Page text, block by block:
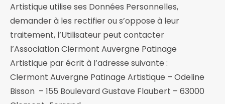
Artistique utilise ses Données Personnelles,
demander à les rectifier ou s’oppose à leur
traitement, l’Utilisateur peut contacter
l’Association Clermont Auvergne Patinage
Artistique par écrit à l’adresse suivante :
Clermont Auvergne Patinage Artistique – Odeline
Bisson – 155 Boulevard Gustave Flaubert – 63000